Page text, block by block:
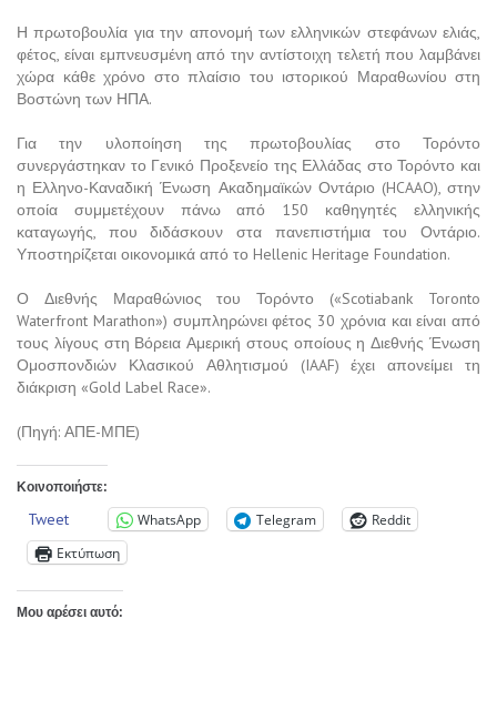
Η πρωτοβουλία για την απονομή των ελληνικών στεφάνων ελιάς,
φέτος, είναι εμπνευσμένη από την αντίστοιχη τελετή που λαμβάνει
χώρα κάθε χρόνο στο πλαίσιο του ιστορικού Μαραθωνίου στη
Βοστώνη των ΗΠΑ.
Για την υλοποίηση της πρωτοβουλίας στο Τορόντο
συνεργάστηκαν το Γενικό Προξενείο της Ελλάδας στο Τορόντο και
η Ελληνο-Καναδική Ένωση Ακαδημαϊκών Οντάριο (HCAAO), στην
οποία συμμετέχουν πάνω από 150 καθηγητές ελληνικής
καταγωγής, που διδάσκουν στα πανεπιστήμια του Οντάριο.
Υποστηρίζεται οικονομικά από το Hellenic Heritage Foundation.
Ο Διεθνής Μαραθώνιος του Τορόντο («Scotiabank Toronto
Waterfront Marathon») συμπληρώνει φέτος 30 χρόνια και είναι από
τους λίγους στη Βόρεια Αμερική στους οποίους η Διεθνής Ένωση
Ομοσπονδιών Κλασικού Αθλητισμού (IAAF) έχει απονείμει τη
διάκριση «Gold Label Race».
(Πηγή: ΑΠΕ-ΜΠΕ)
Κοινοποιήστε:
Tweet WhatsApp Telegram
Reddit
Εκτύπωση
Μου αρέσει αυτό: